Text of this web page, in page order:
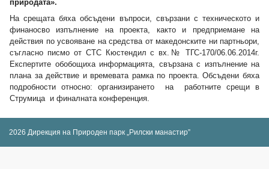
природата».
На срещата бяха обсъдени въпроси, свързани с техническото и
финаносво изпълнение на проекта, както и предприемане на
действия по усвояване на средства от македонските ни партньори,
съгласно писмо от СТС Кюстендил с вх.№ ТГС-170/06.06.2014г.
Експертите обобощиха информацията, свързана с изпълнение на
плана за действие и времевата рамка по проекта. Обсъдени бяха
подробности относно: организирането на работните срещи в
Струмица и финалната конференция.
2026 Дирекция на Природен парк „Рилски манастир”